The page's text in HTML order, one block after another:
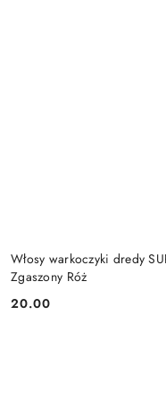
Włosy warkoczyki dredy
Zgaszony Róż
Cena:
20.00